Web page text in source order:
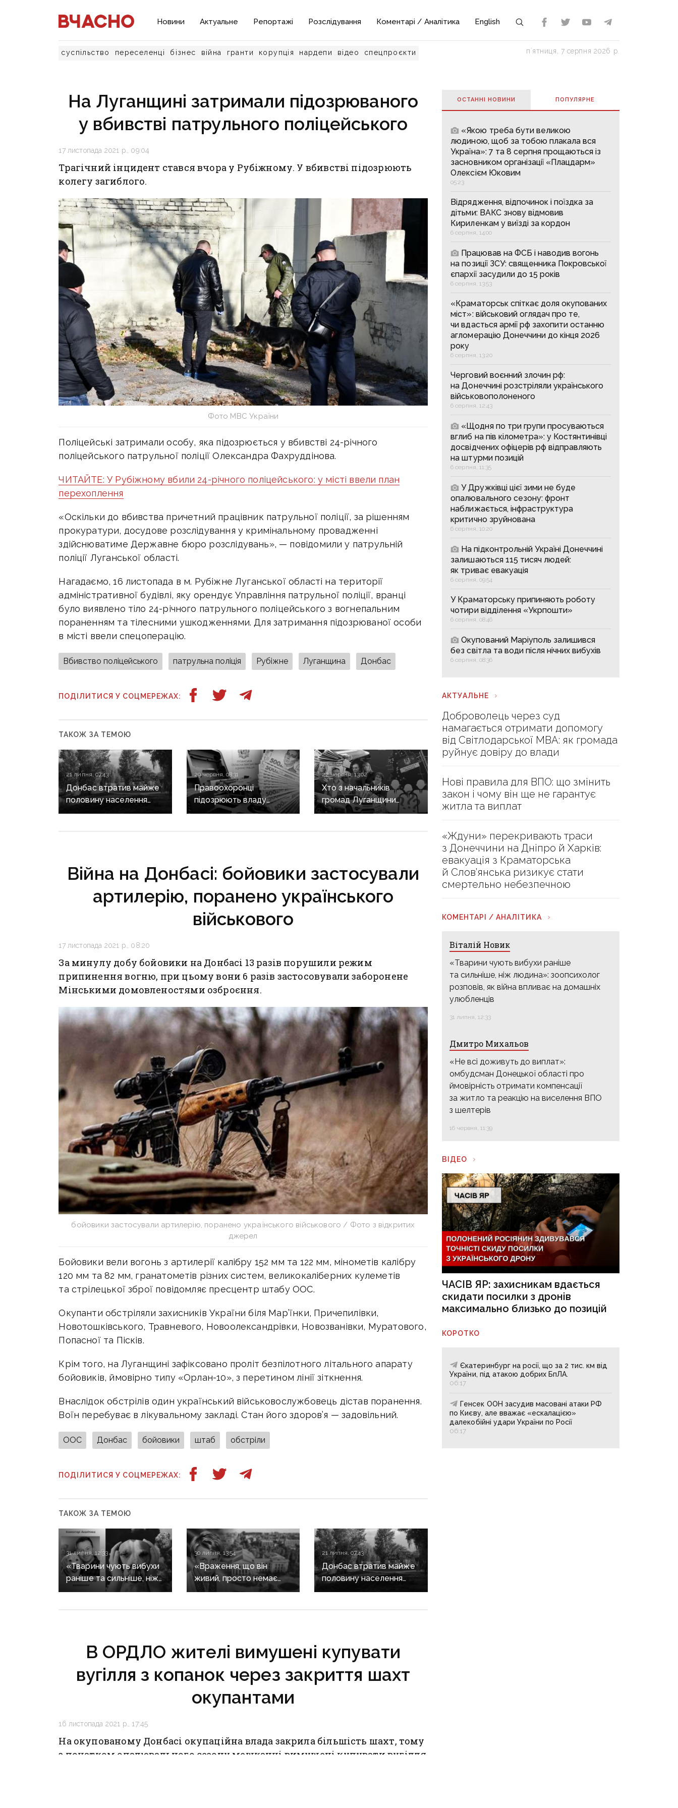
Новини Актуальне Репортажі Розслідування Коментарі / Аналітика English
суспільство переселенці бізнес війна гранти корупція нардепи відео спецпроєкти пʼятниця, 7 серпня 2026 р.
На Луганщині затримали підозрюваного
у вбивстві патрульного поліцейського
17 листопада 2021 р., 09:04
Трагічний інцидент стався вчора у Рубіжному. У вбивстві підозрюють
колегу загиблого.
Фото МВС України
Поліцейські затримали особу, яка підозрюється у вбивстві 24-річного
поліцейського патрульної поліції Олександра Фахруддінова.
ЧИТАЙТЕ: У Рубіжному вбили 24-річного поліцейського: у місті ввели план
перехоплення
«Оскільки до вбивства причетний працівник патрульної поліції, за рішенням
прокуратури, досудове розслідування у кримінальному провадженні
здійснюватиме Державне бюро розслідувань», — повідомили у патрульній
поліції Луганської області.
Нагадаємо, 16 листопада в м. Рубіжне Луганської області на території
адміністративної будівлі, яку орендує Управління патрульної поліції, вранці
було виявлено тіло 24-річного патрульного поліцейського з вогнепальним
пораненням та тілесними ушкодженнями. Для затримання підозрюваної особи
в місті ввели спецоперацію.
Вбивство поліцейського патрульна поліція Рубіжне Луганщина Донбас
ПОДІЛИТИСЯ У СОЦМЕРЕЖАХ:
ТАКОЖ ЗА ТЕМОЮ
21 липня, 07:43
Донбас втратив майже
половину населення
за роки окупації,
29 червня, 08:31
Правоохоронці
підозрюють владу
Старобільська
22 червня, 13:02
Хто з начальників
громад Луганщини
заробив найбільше,
Війна на Донбасі: бойовики застосували
артилерію, поранено українського
військового
17 листопада 2021 р., 08:20
За минулу добу бойовики на Донбасі 13 разів порушили режим
припинення вогню, при цьому вони 6 разів застосовували заборонене
Мінськими домовленостями озброєння.
бойовики застосували артилерію, поранено українського військового / Фото з відкритих
джерел
Бойовики вели вогонь з артилерії калібру 152 мм та 122 мм, мінометів калібру
120 мм та 82 мм, гранатометів різних систем, великокаліберних кулеметів
та стрілецької зброї повідомляє пресцентр штабу ООС.
Окупанти обстріляли захисників України біля Мар’їнки, Причепилівки,
Новотошківського, Травневого, Новоолександрівки, Новозванівки, Муратового,
Попасної та Пісків.
Крім того, на Луганщині зафіксовано проліт безпілотного літального апарату
бойовиків, ймовірно типу «Орлан-10», з перетином лінії зіткнення.
Внаслідок обстрілів один український військовослужбовець дістав поранення.
Воїн перебуває в лікувальному закладі. Стан його здоров’я — задовільний.
ООС Донбас бойовики штаб обстріли
ПОДІЛИТИСЯ У СОЦМЕРЕЖАХ:
ТАКОЖ ЗА ТЕМОЮ
31 липня, 12:33
«Тварини чують вибухи
раніше та сильніше, ніж
людина»: зоопсихолог
30 липня, 13:54
«Враження, що він
живий, просто немає
можливості приїхати»:
21 липня, 07:43
Донбас втратив майже
половину населення
за роки окупації,
В ОРДЛО жителі вимушені купувати
вугілля з копанок через закриття шахт
окупантами
16 листопада 2021 р., 17:45
На окупованому Донбасі окупаційна влада закрила більшість шахт, тому
з початком опалювального сезону мешканці вимушені купувати вугілля
ОСТАННІ НОВИНИ ПОПУЛЯРНE
«Якою треба бути великою
людиною, щоб за тобою плакала вся
Україна»: 7 та 8 серпня прощаються із
засновником організації «Плацдарм»
Олексієм Юковим
05:23
Відрядження, відпочинок і поїздка за
дітьми: ВАКС знову відмовив
Кириленкам у виїзді за кордон
6 серпня, 14:00
Працював на ФСБ і наводив вогонь
на позиції ЗСУ: священника Покровської
єпархії засудили до 15 років
6 серпня, 13:53
«Краматорськ спіткає доля окупованих
міст»: військовий оглядач про те,
чи вдасться армії рф захопити останню
агломерацію Донеччини до кінця 2026
року
6 серпня, 13:20
Черговий воєнний злочин рф:
на Донеччині розстріляли українського
військовополоненого
6 серпня, 12:43
«Щодня по три групи просуваються
вглиб на пів кілометра»: у Костянтинівці
досвідчених офіцерів рф відправляють
на штурми позицій
6 серпня, 11:35
У Дружківці цієї зими не буде
опалювального сезону: фронт
наближається, інфраструктура
критично зруйнована
6 серпня, 10:20
На підконтрольній Україні Донеччині
залишаються 115 тисяч людей:
як триває евакуація
6 серпня, 09:54
У Краматорську припиняють роботу
чотири відділення «Укрпошти»
6 серпня, 08:46
Окупований Маріуполь залишився
без світла та води після нічних вибухів
6 серпня, 08:36
АКТУАЛЬНЕ
Доброволець через суд
намагається отримати допомогу
від Світлодарської МВА: як громада
руйнує довіру до влади
Нові правила для ВПО: що змінить
закон і чому він ще не гарантує
житла та виплат
«Ждуни» перекривають траси
з Донеччини на Дніпро й Харків:
евакуація з Краматорська
й Слов’янська ризикує стати
смертельно небезпечною
КОМЕНТАРІ / АНАЛІТИКА
Віталій Новик
«Тварини чують вибухи раніше
та сильніше, ніж людина»: зоопсихолог
розповів, як війна впливає на домашніх
улюбленців
31 липня, 12:33
Дмитро Михальов
«Не всі доживуть до виплат»:
омбудсман Донецької області про
ймовірність отримати компенсації
за житло та реакцію на виселення ВПО
з шелтерів
16 червня, 11:39
ВІДЕО
ЧАСІВ ЯР: захисникам вдається
скидати посилки з дронів
максимально близько до позицій
КОРОТКО
Єкатеринбург на росії, що за 2 тис. км від
України, під атакою добрих БпЛА.
06:17
Генсек ООН засудив масовані атаки РФ
по Києву, але вважає «ескалацією»
далекобійні удари України по Росії
06:17